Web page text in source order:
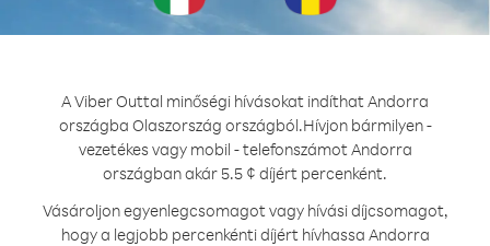
A Viber Outtal minőségi hívásokat indíthat Andorra
országba Olaszország országból.Hívjon bármilyen -
vezetékes vagy mobil - telefonszámot Andorra
országban akár 5.5 ¢ díjért percenként.
Vásároljon egyenlegcsomagot vagy hívási díjcsomagot,
hogy a legjobb percenkénti díjért hívhassa Andorra